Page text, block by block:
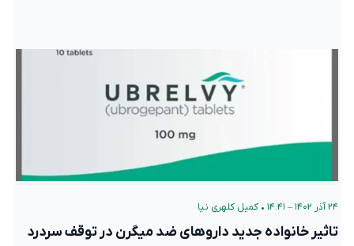
۲۴ آذر ۱۴۰۲ – ۱۴:۴۱ • کمیل کلهری نیا
تاثیر خانواده جدید داروهای ضد میگرن در توقف سردرد